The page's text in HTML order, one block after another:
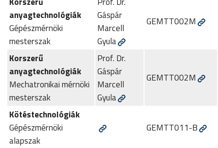
anyagtechnológiák
Gépészmérnöki
mesterszak
Gáspár
Marcell
Gyula
GEMTT002M
Korszerű
anyagtechnológiák
Mechatronikai mérnöki
mesterszak
Prof. Dr.
Gáspár
Marcell
Gyula
GEMTT002M
Kötéstechnológiák
Gépészmérnöki
alapszak
GEMTT011-B